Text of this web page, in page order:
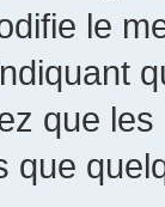
le
que